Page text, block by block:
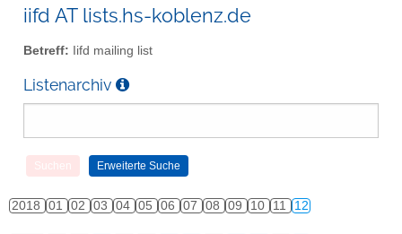
iifd AT lists.hs-koblenz.de
Betreff: Iifd mailing list
Listenarchiv
2018 01 02 03 04 05 06 07 08 09 10 11 12